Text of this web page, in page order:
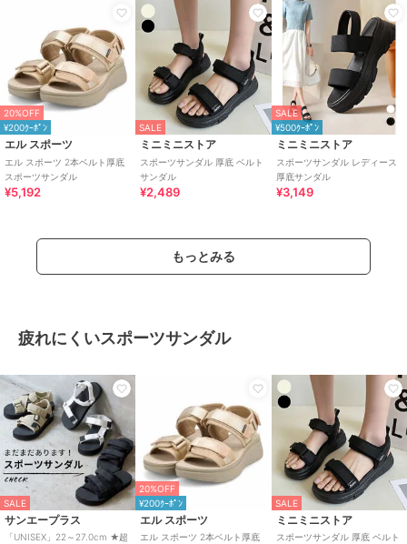
20%OFF
¥200ｸｰﾎﾟﾝ
エル スポーツ
エル スポーツ 2本ベルト厚底
スポーツサンダル
¥5,192
SALE
ミニミニストア
スポーツサンダル 厚底 ベルト
サンダル
¥2,489
SALE
¥500ｸｰﾎﾟﾝ
ミニミニストア
スポーツサンダル レディース
厚底サンダル
¥3,149
もっとみる
疲れにくいスポーツサンダル
SALE
サンエープラス
「UNISEX」22～27.0cm ★超
20%OFF
¥200ｸｰﾎﾟﾝ
エル スポーツ
エル スポーツ 2本ベルト厚底
SALE
ミニミニストア
スポーツサンダル 厚底 ベルト